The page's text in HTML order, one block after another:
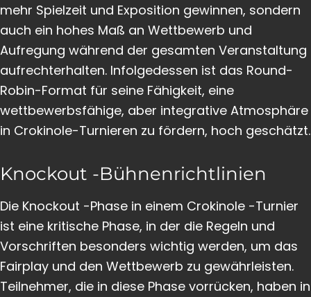
mehr Spielzeit und Exposition gewinnen, sondern
auch ein hohes Maß an Wettbewerb und
Aufregung während der gesamten Veranstaltung
aufrechterhalten. Infolgedessen ist das Round-
Robin-Format für seine Fähigkeit, eine
wettbewerbsfähige, aber integrative Atmosphäre
in Crokinole-Turnieren zu fördern, hoch geschätzt.
Knockout -Bühnenrichtlinien
Die Knockout -Phase in einem Crokinole -Turnier
ist eine kritische Phase, in der die Regeln und
Vorschriften besonders wichtig werden, um das
Fairplay und den Wettbewerb zu gewährleisten.
Teilnehmer, die in diese Phase vorrücken, haben in